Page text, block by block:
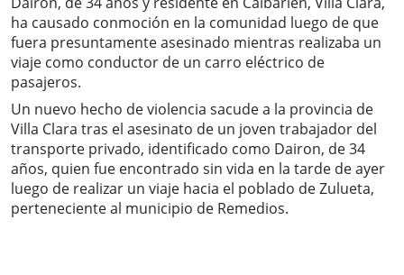
ha causado conmoción en la comunidad luego de que
fuera presuntamente asesinado mientras realizaba un
viaje como conductor de un carro eléctrico de
pasajeros.
Un nuevo hecho de violencia sacude a la provincia de
Villa Clara tras el asesinato de un joven trabajador del
transporte privado, identificado como Dairon, de 34
años, quien fue encontrado sin vida en la tarde de ayer
luego de realizar un viaje hacia el poblado de Zulueta,
perteneciente al municipio de Remedios.